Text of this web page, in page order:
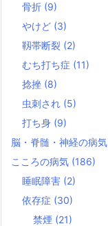
骨折 (9)
やけど (3)
靱帯断裂 (2)
むち打ち症 (11)
捻挫 (8)
虫刺され (5)
打ち身 (9)
脳・脊髄・神経の病気
こころの病気 (186)
睡眠障害 (2)
依存症 (30)
禁煙 (21)